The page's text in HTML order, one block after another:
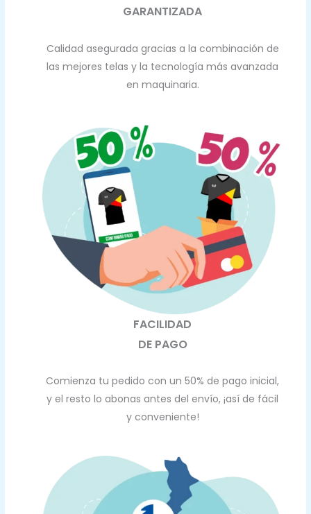
GARANTIZADA
Calidad asegurada gracias a la combinación de
las mejores telas y la tecnología más avanzada
en maquinaria.
FACILIDAD
DE PAGO
Comienza tu pedido con un 50% de pago inicial,
y el resto lo abonas antes del envío, ¡así de fácil
y conveniente!